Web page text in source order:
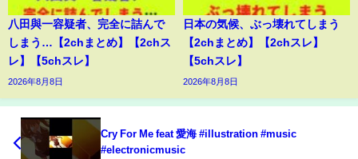
八田與一容疑者、完全に詰んで
しまう…【2chまとめ】【2chス
レ】【5chスレ】
2026年8月8日
日本の気候、ぶっ壊れてしまう
【2chまとめ】【2chスレ】
【5chスレ】
2026年8月8日
Cry For Me feat 愛海 #illustration #music
#electronicmusic